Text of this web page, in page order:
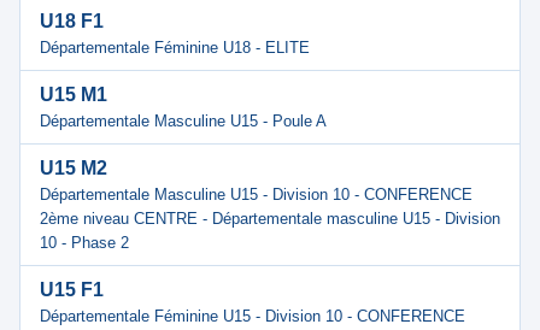
U18 F1
Départementale Féminine U18 - ELITE
U15 M1
Départementale Masculine U15 - Poule A
U15 M2
Départementale Masculine U15 - Division 10 - CONFERENCE
2ème niveau CENTRE - Départementale masculine U15 - Division
10 - Phase 2
U15 F1
Départementale Féminine U15 - Division 10 - CONFERENCE